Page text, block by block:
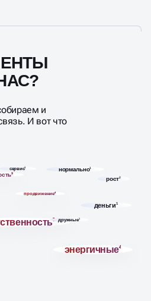
и
И вот что
7
продвижение4
рост2
нормально1
дружные1
энергичные4
3
сервис3
деньги1